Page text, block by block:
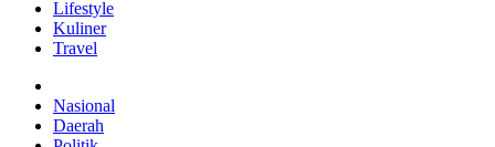
Lifestyle
Kuliner
Travel
Nasional
Daerah